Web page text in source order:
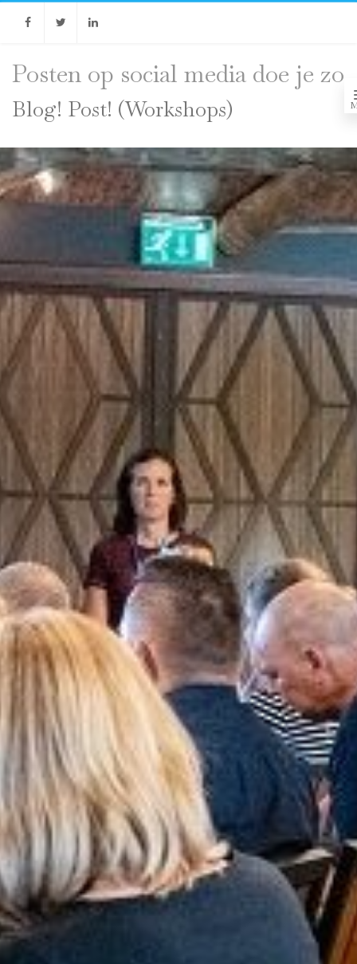
FacebookTwitter
Posten op social media doe je zo
Blog! Post! (Workshops)